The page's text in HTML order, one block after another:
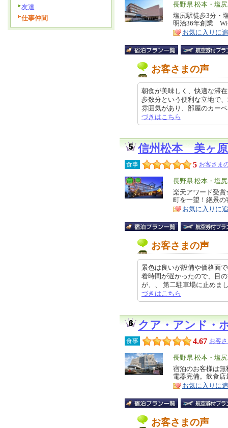
エ
リ
ア
長野県 松本・塩
特
徴
塩尻駅徒歩3分
明治36年創業
お気に入りに
お客さまの声
朝食が美味しく、快適な滞
歩数分という便利な立地で
雰囲気があり、部屋のカー
づきはこちら
信州松本 美ヶ
食事 5 お客さま
エ
リ
ア
長野県 松本・塩
特
徴
楽天アワード受
町を一望！絶景
お気に入りに
お客さまの声
景色は良いが設備や価格面
着時間が遅かったので、目
が、、 第二駐車場に止め
づきはこちら
クア・アンド・
食事 4.67 お客
エ
リ
ア
長野県 松本・塩
特
徴
宿泊のお客様は
電器完備。飲食
お気に入りに
お客さまの声
友達
仕事仲間